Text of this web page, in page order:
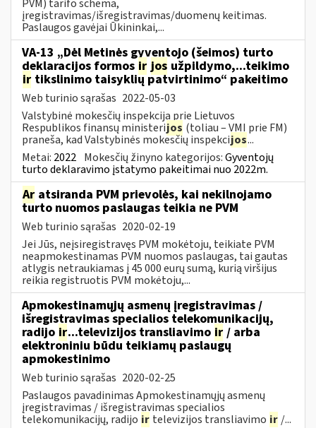
PVM) tarifo schema,
įregistravimas/išregistravimas/duomenų keitimas.
Paslaugos gavėjai Ūkininkai,...
VA-13 „Dėl Metinės gyventojo (šeimos) turto
deklaracijos formos ir jos užpildymo,...teikimo
ir tikslinimo taisyklių patvirtinimo“ pakeitimo
Web turinio sąrašas 2022-05-03
Valstybinė mokesčių inspekcija prie Lietuvos
Respublikos finansų ministerijos (toliau – VMI prie FM)
praneša, kad Valstybinės mokesčių inspekcijos...
Metai: 2022 Mokesčių žinyno kategorijos:Gyventojų
turto deklaravimo įstatymo pakeitimai nuo 2022m.
Ar atsiranda PVM prievolės, kai nekilnojamo
turto nuomos paslaugas teikia ne PVM
Web turinio sąrašas 2020-02-19
Jei Jūs, neįsiregistravęs PVM mokėtoju, teikiate PVM
neapmokestinamas PVM nuomos paslaugas, tai gautas
atlygis netraukiamas į 45 000 eurų sumą, kurią viršijus
reikia registruotis PVM mokėtoju,...
Apmokestinamųjų asmenų įregistravimas /
išregistravimas specialios telekomunikacijų,
radijo ir...televizijos transliavimo ir / arba
elektroniniu būdu teikiamų paslaugų
apmokestinimo
Web turinio sąrašas 2020-02-25
Paslaugos pavadinimas Apmokestinamųjų asmenų
įregistravimas / išregistravimas specialios
telekomunikacijų, radijo ir televizijos transliavimo ir /...